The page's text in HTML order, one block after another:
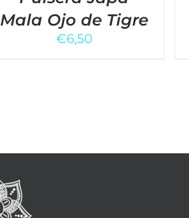
Mala Ojo de Tigre
€6,50